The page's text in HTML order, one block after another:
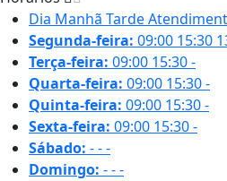
Dia Manhã Tarde
Segunda-feira: 09:00 15:30
Terça-feira: 09:00 15:30-
Quarta-feira: 09:00 15:30-
Quinta-feira: 09:00 15:30-
Sexta-feira: 09:00 15:30-
Sábado: ---
Domingo: ---